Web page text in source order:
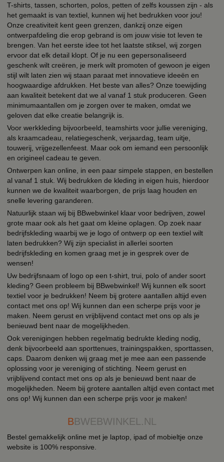
T-shirts, tassen, schorten, polos, petten of zelfs koussen zijn - als
het gemaakt is van textiel, kunnen wij het bedrukken voor jou!
Onze creativiteit kent geen grenzen, dankzij onze eigen
ontwerpafdeling die erop gebrand is om jouw visie tot leven te
brengen. Van het eerste idee tot het laatste stiksel, wij zorgen
ervoor dat elk detail klopt. Of je nu een gepersonaliseerd
geschenk wilt creëren, je merk wilt promoten of gewoon je eigen
stijl wilt laten zien wij staan paraat met innovatieve ideeën en
hoogwaardige afdrukken. Het beste van alles? Onze toewijding
aan kwaliteit betekent dat we al vanaf 1 stuk produceren. Geen
minimumaantallen om je zorgen over te maken, omdat we
geloven dat elke creatie belangrijk is.
Voor werkkleding bijvoorbeeld, teamshirts voor jullie vereniging,
als kraamcadeau, relatiegeschenk, verjaardag, team uitje,
touwerij, vrijgezellenfeest. Maar ook om iemand een persoonlijk
en origineel cadeau te geven.
Ontwerpen kan online, in een paar simpele stappen, en bestellen
al vanaf 1 stuk. Wij bedrukken de kleding in eigen huis, hierdoor
kunnen we de kwaliteit waarborgen, de prijs laag houden en
snelle levering garanderen.
Natuurlijk staan wij bij BBwebwinkel klaar voor bedrijven, zowel
grote maar ook als het gaat om kleine oplagen. Op zoek naar
bedrijfskleding waarbij we je logo of ontwerp op een textiel wilt
laten bedrukken? Wij zijn specialist in allerlei soorten
bedrijfskleding en komen graag met je in gesprek over de
wensen!
Uw bedrijfsnaam of logo op een t-shirt, trui, polo of ander soort
kleding? Geen probleem bij BBwebwinkel! Wij kunnen elk soort
textiel voor je bedrukken! Neem bij grotere aantallen altijd even
contact met ons op! Wij kunnen dan een scherpe prijs voor je
maken. Neem gerust en vrijblijvend contact met ons op als je
benieuwd bent naar de mogelijkheden.
Ook verenigingen hebben regelmatig bedrukte kleding nodig,
denk bijvoorbeeld aan sporttenues, trainingspakken, sporttassen,
caps. Daarom denken wij graag met je mee aan een passende
oplossing voor je vereniging of stichting. Neem gerust en
vrijblijvend contact met ons op als je benieuwd bent naar de
mogelijkheden. Neem bij grotere aantallen altijd even contact met
ons op! Wij kunnen dan een scherpe prijs voor je maken!
BBWEBWINKEL.NL
Bestel gemakkelijk online met je laptop, ipad of mobieltje onze
website is 100% responsive.